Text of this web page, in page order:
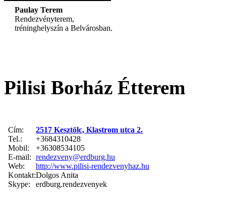
Paulay Terem
Rendezvényterem,
tréninghelyszín a Belvárosban.
Pilisi Borház Étterem
Cím:
2517 Kesztölc, Klastrom utca 2.
Tel.:
+3684310428
Mobil:
+36308534105
E-mail: rendezveny@erdburg.hu
Web:
http://www.pilisi-rendezvenyhaz.hu
Kontakt:Dolgos Anita
Skype:
erdburg.rendezvenyek